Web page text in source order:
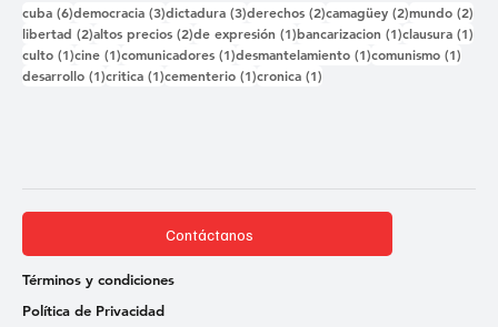
cuba (6)6 entradas
democracia (3)3 entradas
dictadura (3)3 entradas
derechos (2)2 entradas
camagüey (2)2 entradas
mundo (2)
libertad (2)2 entradas
altos precios (2)2 entradas
de expresión (1)1 entrada
bancarizacion (1)1 entrada
clausura (1)
culto (1)1 entrada
cine (1)1 entrada
comunicadores (1)1 entrada
desmantelamiento (1)1 entrada
comunismo (1)
desarrollo (1)1 entrada
critica (1)1 entrada
cementerio (1)1 entrada
cronica (1)
Contáctanos
Términos y condiciones
Política de Privacidad